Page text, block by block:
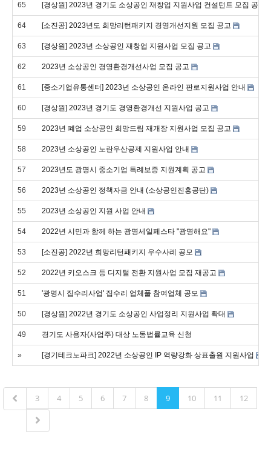
65 [경상원] 2023년 경기도 소상공인 재창업 지원사업 컨설턴트 모집 공고
64 [소진공] 2023년도 희망리턴패키지 경영개선지원 모집 공고
63 [경상원] 2023년 소상공인 재창업 지원사업 모집 공고
62 2023년 소상공인 경영환경개선사업 모집 공고
61 [중소기업유통센터] 2023년 소상공인 온라인 판로지원사업 안내
60 [경상원] 2023년 경기도 경영환경개선 지원사업 공고
59 2023년 폐업 소상공인 희망드림 재개장 지원사업 모집 공고
58 2023년 소상공인 노란우산공제 지원사업 안내
57 2023년도 광명시 중소기업 특례보증 지원계획 공고
56 2023년 소상공인 정책자금 안내 (소상공인진흥공단)
55 2023년 소상공인 지원 사업 안내
54 2022년 시민과 함께 하는 광명세일페스타 "광명해요"
53 [소진공] 2022년 희망리턴패키지 우수사례 공모
52 2022년 키오스크 등 디지털 전환 지원사업 모집 재공고
51 '광명시 집수리사업' 집수리 업체풀 참여업체 공모
50 [경상원] 2022년 경기도 소상공인 사업정리 지원사업 확대
49 경기도 사용자(사업주) 대상 노동법률교육 신청
» [경기테크노파크] 2022년 소상공인 IP 역량강화 상표출원 지원사업
3 4 5 6 7 8 9 10 11 12